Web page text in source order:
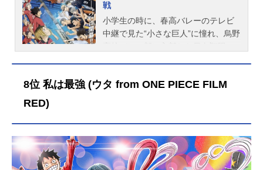
戦
小学生の時に、春高バレーのテレビ
中継で見た“小さな巨人”に憧れ、烏野
が!? 反目しあうも、日向の抜群の
速攻”を生み、烏野復活の力となる。
東京の音駒高校との合同合宿で、日
向は因縁のライバルとなる孤爪研磨
と出会う。超攻撃的なプレースタイ
8位 私は最強 (ウタ from ONE PIECE FILM
RED)